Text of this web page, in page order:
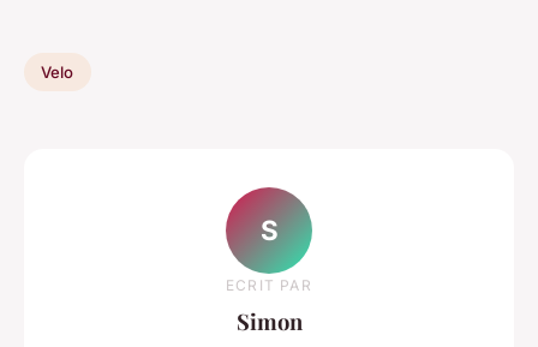
Velo
S
ECRIT PAR
Simon